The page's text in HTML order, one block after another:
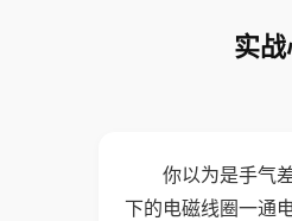
实
你以为是手气
下的电磁线圈一通